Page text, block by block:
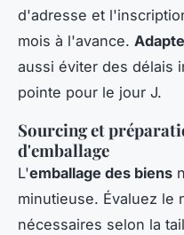
d'adresse et
mois à l'avance.
aussi éviter des délais
pointe pour le jour J.
Sourcing et
d'emballage
L'emballage des biens
minutieuse. Évaluez le
nécessaires selon la